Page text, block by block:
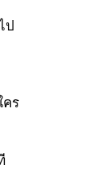
ป
คร